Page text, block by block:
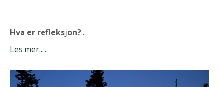
Hva er refleksjon?...
Les mer.....